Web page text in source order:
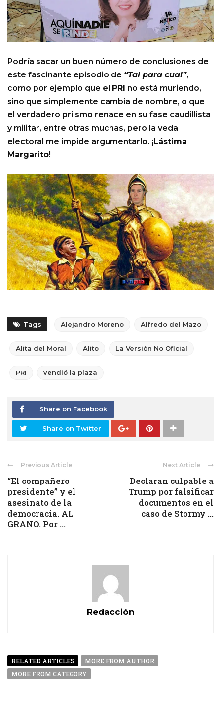
Podría sacar un buen número de conclusiones de
este fascinante episodio de “Tal para cual”,
como por ejemplo que el PRI no está muriendo,
sino que simplemente cambia de nombre, o que
el verdadero priismo renace en su fase caudillista
y militar, entre otras muchas, pero la veda
electoral me impide argumentarlo. ¡Lástima
Margarito!
Tags Alejandro Moreno Alfredo del Mazo
Alita del Moral Alito La Versión No Oficial
PRI vendió la plaza
Share on Facebook
Share on Twitter
Previous Article
“El compañero
presidente” y el
asesinato de la
democracia. AL
GRANO. Por ...
Next Article
Declaran culpable a
Trump por falsificar
documentos en el
caso de Stormy ...
Redacción
RELATED ARTICLES
MORE FROM AUTHOR
MORE FROM CATEGORY